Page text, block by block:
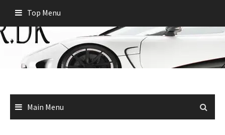
content
Top Menu
Main Menu